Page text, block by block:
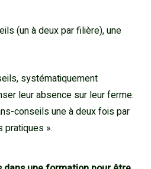
(un à deux par filière), une
systématiquement
leur absence sur leur ferme.
conseils une à deux fois par
pratiques ».